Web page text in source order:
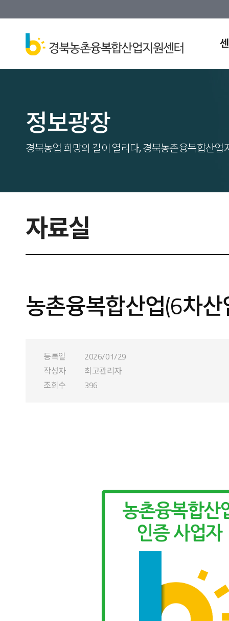
정보광장
경북농업 희망의 길이 열리다, 경북농촌융복합산업
자료실
농촌융복합산업(6차
등록일
2026/01/29
작성자
최고관리자
조회수
396